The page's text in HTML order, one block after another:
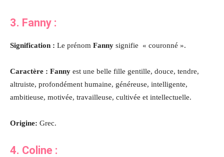
3. Fanny :
Signification : Le prénom Fanny signifie « couronné ».
Caractère : Fanny est une belle fille gentille, douce, tendre,
altruiste, profondément humaine, généreuse, intelligente,
ambitieuse, motivée, travailleuse, cultivée et intellectuelle.
Origine: Grec.
4. Coline :